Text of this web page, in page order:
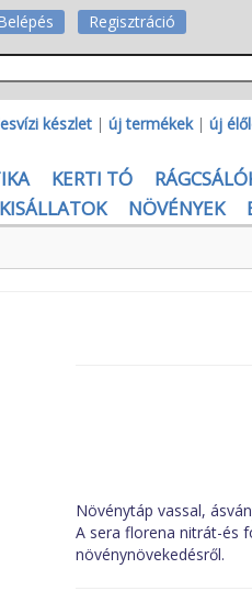
Regisztráció
készlet | új termékek| új
KERTI TÓ
KISÁLLATOK NÖVÉNYEK
Növénytáp vassal,
A sera florena nitrát-és
növénynövekedésről.